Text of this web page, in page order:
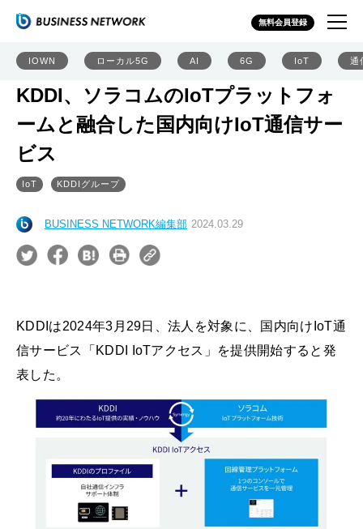
無料会員登録
IOWN ローカル5G AI 6G IoT 通
KDDI、ソラコムのIoTプラットフォ
ームと融合した国内向けIoT通信サー
ビス
IoT KDDIグループ
BUSINESS NETWORK編集部 2024.03.29
KDDIは2024年3月29日、法人を対象に、国内向けIoT通
信サービス「KDDI IoTアクセス」を提供開始すると発
表した。